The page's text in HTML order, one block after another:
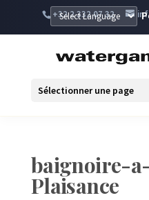
+32 2 332 07 32
Sélectionner une page
baignoire-
Plaisance